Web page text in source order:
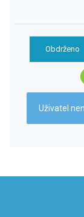
Obdrženo
Uživatel